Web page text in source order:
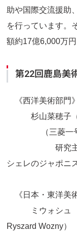
助や国際交流援助
を行っています。
額約17億6,000万円
第22回鹿島美
《西洋美術部門》
杉山菜穂子（
（三菱一号館
研究主題：「
シェレのジャポニ
《日本・東洋美
ミウォシュ リ
Ryszard Wozny